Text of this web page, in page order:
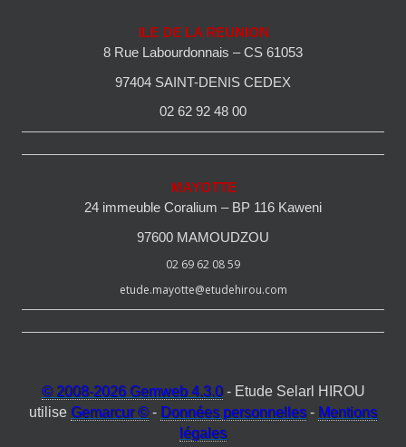
ILE DE LA REUNION
8 Rue Labourdonnais – CS 61053
97404 SAINT-DENIS CEDEX
02 62 92 48 00
MAYOTTE
24 immeuble Coralium – BP 116 Kaweni
97600 MAMOUDZOU
02 69 62 08 59
etude.mayotte@etudehirou.com
© 2008-2026 Gemweb 4.3.0- Etude Selarl HIROU
utilise Gemarcur © - Données personnelles - Mentions
légales